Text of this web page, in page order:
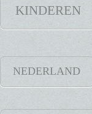
KINDEREN
NEDERLAND